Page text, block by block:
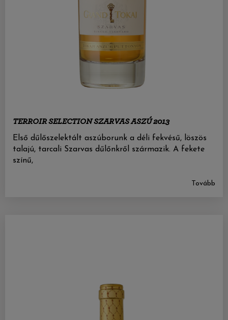
TERROIR SELECTION SZARVAS ASZÚ 2013
Első dűlőszelektált aszúborunk a déli fekvésű, löszös
talajú, tarcali Szarvas dűlőnkről származik. A fekete
színű,
Tovább